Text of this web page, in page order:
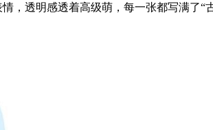
，透明感透着高级萌，每一张都写满了“